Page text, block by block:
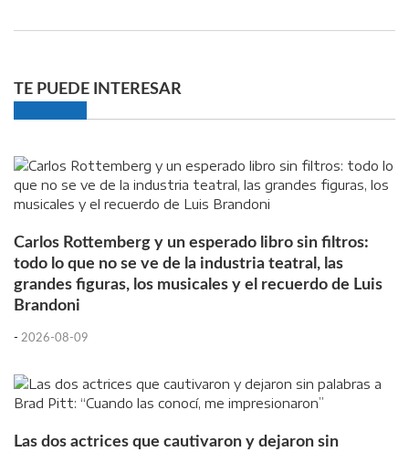
TE PUEDE INTERESAR
Carlos Rottemberg y un esperado libro sin filtros:
todo lo que no se ve de la industria teatral, las
grandes figuras, los musicales y el recuerdo de Luis
Brandoni
- 2026-08-09
Las dos actrices que cautivaron y dejaron sin